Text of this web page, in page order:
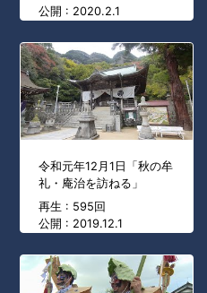
公開 : 2020.2.1
令和元年12月1日「秋の牟
礼・庵治を訪ねる」
再生 : 595回
公開 : 2019.12.1